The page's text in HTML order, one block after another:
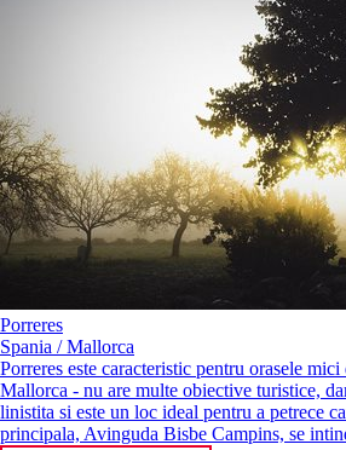
Porreres
Spania / Mallorca
Porreres este caracteristic pentru orasele
Mallorca - nu are multe obiective turistice,
linistita si este un loc ideal pentru a petrece
principala, Avinguda Bisbe Campins, se